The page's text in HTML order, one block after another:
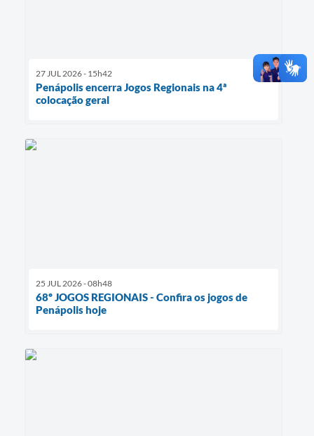
27 JUL 2026 - 15h42
Penápolis encerra Jogos Regionais na 4ª
colocação geral
25 JUL 2026 - 08h48
68º JOGOS REGIONAIS - Confira os jogos de
Penápolis hoje